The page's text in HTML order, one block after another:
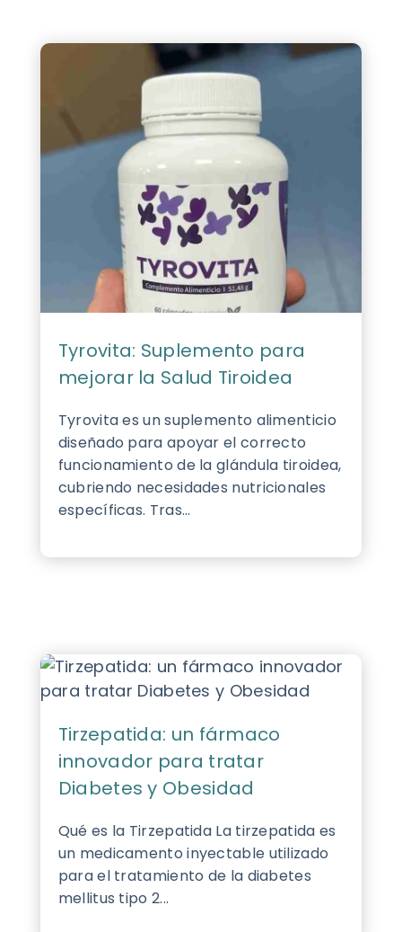
Tyrovita: Suplemento para
mejorar la Salud Tiroidea
Tyrovita es un suplemento alimenticio
diseñado para apoyar el correcto
funcionamiento de la glándula tiroidea,
cubriendo necesidades nutricionales
específicas. Tras...
Tirzepatida: un fármaco
innovador para tratar
Diabetes y Obesidad
Qué es la Tirzepatida La tirzepatida es
un medicamento inyectable utilizado
para el tratamiento de la diabetes
mellitus tipo 2...